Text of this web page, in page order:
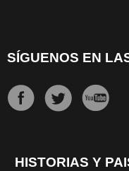
SÍGUENOS EN
HISTORIAS Y